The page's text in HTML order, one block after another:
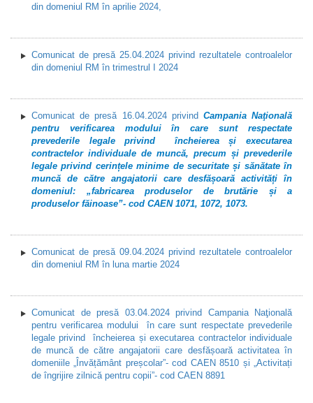
din domeniul RM în aprilie 2024,
Comunicat de presă 25.04.2024 privind rezultatele controalelor
din domeniul RM în trimestrul I 2024
Comunicat de presă 16.04.2024 privind Campania Naţională
pentru verificarea modului în care sunt respectate
prevederile legale privind încheierea și executarea
contractelor individuale de muncă, precum și prevederile
legale privind cerințele minime de securitate și sănătate în
muncă de către angajatorii care desfășoară activități în
domeniul: „fabricarea produselor de brutărie și a
produselor făinoase”- cod CAEN 1071, 1072, 1073.
Comunicat de presă 09.04.2024 privind rezultatele controalelor
din domeniul RM în luna martie 2024
Comunicat de presă 03.04.2024 privind Campania Naţională
pentru verificarea modului în care sunt respectate prevederile
legale privind încheierea și executarea contractelor individuale
de muncă de către angajatorii care desfășoară activitatea în
domeniile „Învățământ preșcolar”- cod CAEN 8510 și „Activitați
de îngrijire zilnică pentru copii”- cod CAEN 8891